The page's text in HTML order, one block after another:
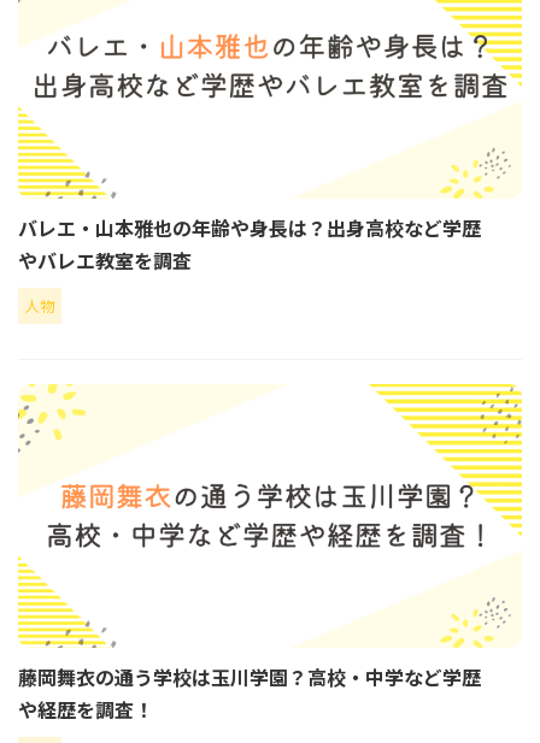
バレエ・山本雅也の年齢や身長は？出身高校など学歴
やバレエ教室を調査
人物
藤岡舞衣の通う学校は玉川学園？高校・中学など学歴
や経歴を調査！